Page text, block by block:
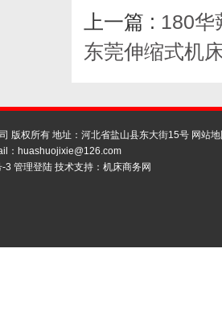
上一篇 : 180华
东莞伸缩式机
版权所有 地址：河北省盐山县东大街15号 网站
： huashuojixie@126.com
-3 管理登陆 技术支持： 机床商务网